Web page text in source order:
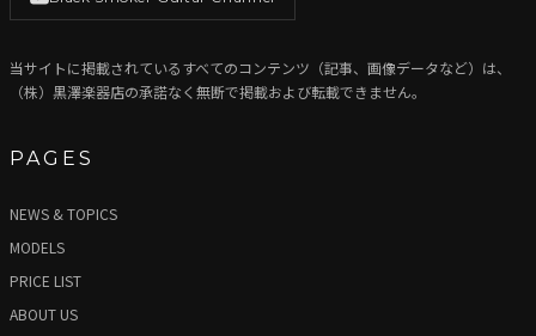
当サイトに掲載されているすべてのコンテンツ（記事、画像データなど）は、
（株）黒澤楽器店の承諾なく無断で掲載および転載できません。
PAGES
NEWS & TOPICS
MODELS
PRICE LIST
ABOUT US